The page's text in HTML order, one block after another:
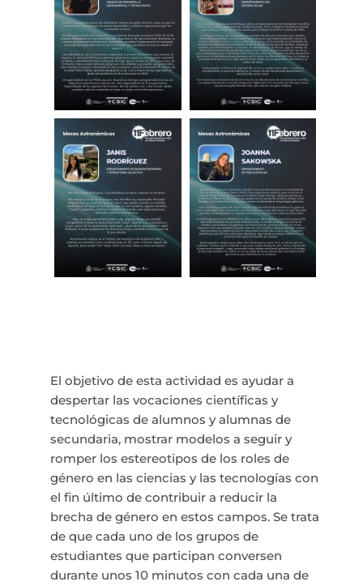
El objetivo de esta actividad es ayudar a
despertar las vocaciones científicas y
tecnológicas de alumnos y alumnas de
secundaria, mostrar modelos a seguir y
romper los estereotipos de los roles de
género en las ciencias y las tecnologías con
el fin último de contribuir a reducir la
brecha de género en estos campos. Se trata
de que cada uno de los grupos de
estudiantes que participan conversen
durante unos 10 minutos con cada una de